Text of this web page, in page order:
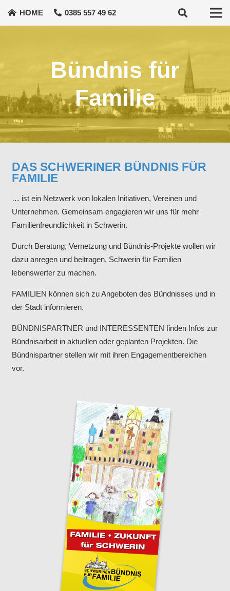
HOME 0385 557 49 62
Bündnis für
Familie
DAS SCHWERINER BÜNDNIS FÜR
FAMILIE
… ist ein Netzwerk von lokalen Initiativen, Vereinen und
Unternehmen. Gemeinsam engagieren wir uns für mehr
Familienfreundlichkeit in Schwerin.
Durch Beratung, Vernetzung und Bündnis-Projekte wollen wir
dazu anregen und beitragen, Schwerin für Familien
lebenswerter zu machen.
FAMILIEN können sich zu Angeboten des Bündnisses und in
der Stadt informieren.
BÜNDNISPARTNER und INTERESSENTEN finden Infos zur
Bündnisarbeit in aktuellen oder geplanten Projekten. Die
Bündnispartner stellen wir mit ihren Engagementbereichen
vor.